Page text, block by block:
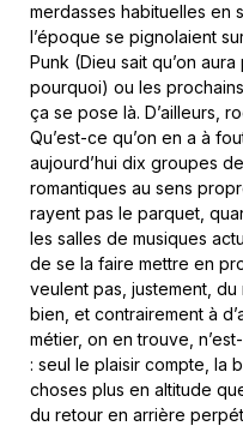
merdasses habituelles en
l’époque se pignolaient
Punk (Dieu sait qu’on
pourquoi) ou les
ça se pose là. D’ailleurs,
Qu’est-ce qu’on en a à
aujourd’hui dix groupes de
romantiques au sens
rayent pas le parquet,
les salles de musiques
de se la faire mettre en
veulent pas, justement,
bien, et contrairement à
métier, on en trouve,
: seul le plaisir compte, la
choses plus en altitude
du retour en arrière